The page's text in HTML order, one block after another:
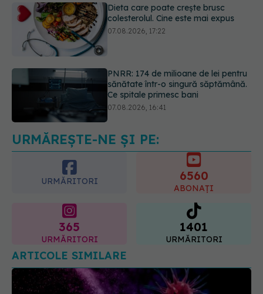
PNRR: 174 de milioane de lei pentru
sănătate într-o singură săptămână.
Ce spune culoarea ta preferată
despre vârsta pe care o ai. Care
este "codul cromatic" al generațiilor
URMĂREȘTE-NE ȘI PE:
URMĂRITORI 6560
ABONAȚI
365
URMĂRITORI
1401
URMĂRITORI
ARTICOLE SIMILARE